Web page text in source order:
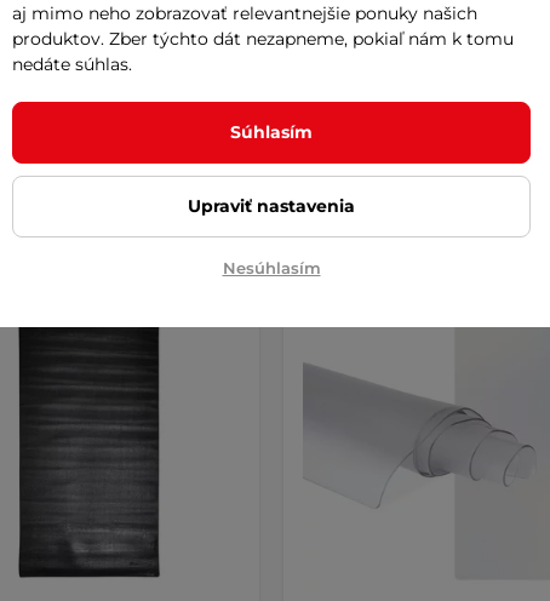
podložka pre stroje, ktorá
a tlmí hluk.
11.8. u Vás
Záťažová podložka pre stroje, ktorá
chráni podlahu a tlmí hluk.
18,90 €
na sklade – 11.8. u Vás
Detail
aj mimo neho zobrazovať relevantnejšie ponuky našich
produktov. Zber týchto dát nezapneme, pokiaľ nám k tomu
nedáte súhlas.
Súhlasím
Upraviť nastavenia
Nesúhlasím